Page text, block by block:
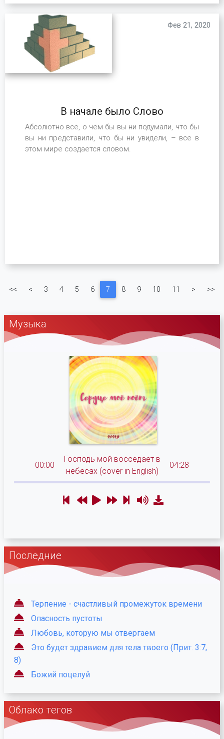
В начале было Слово
Абсолютно все, о чем бы вы ни подумали, что бы
вы ни представили, что бы ни увидели, – все в
этом мире создается словом.
Фев 21, 2020
<< < 3 4 5 6 7 (current)
8 9 10 11 > >>
Музыка
00:00
Господь мой восседает в
небесах (cover in English)
04:28
Последние
Терпение - счастливый промежуток времени
Опасность пустоты
Любовь, которую мы отвергаем
Это будет здравием для тела твоего (Прит. 3:7,
8)
Божий поцелуй
Облако тегов